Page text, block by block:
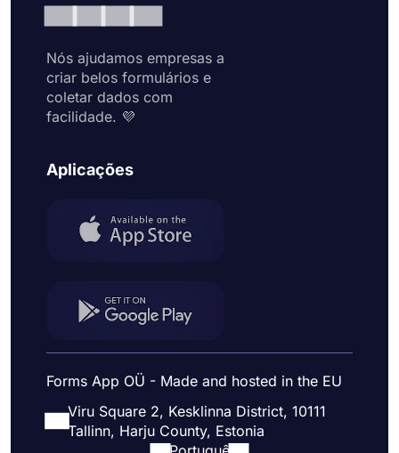
Nós ajudamos empresas a
criar belos formulários e
coletar dados com
facilidade. 💜
Aplicações
Forms App OÜ - Made and hosted in the EU
Viru Square 2, Kesklinna District, 10111
Tallinn, Harju County, Estonia